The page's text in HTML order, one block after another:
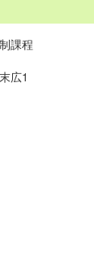
課程
広1